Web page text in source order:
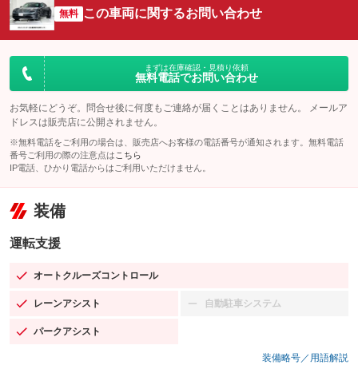
無料 この車両に関するお問い合わせ
まずは在庫確認・見積り依頼
無料電話でお問い合わせ
お気軽にどうぞ。問合せ後に何度もご連絡が届くことはありません。 メールア
ドレスは販売店に公開されません。
※無料電話をご利用の場合は、販売店へお客様の電話番号が通知されます。無料電話
番号ご利用の際の注意点は こちら
IP電話、ひかり電話からはご利用いただけません。
装備
運転支援
オートクルーズコントロール
：装備あり
レーンアシスト
：装備あり 自動駐車システム
：装備なし
パークアシスト
：装備あり
装備略号／用語解説